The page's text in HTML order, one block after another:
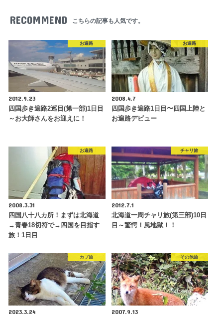
RECOMMEND こちらの記事も人気です。
お遍路
2012.9.23
四国歩き遍路2巡目(第一部)1日目
～お大師さんをお迎えに！
お遍路
2008.4.7
四国歩き遍路1日目〜四国上陸と
お遍路デビュー
お遍路
2008.3.31
四国八十八カ所！まずは北海道
→青春18切符で→四国を目指す
旅！1日目
チャリ旅
2012.7.1
北海道一周チャリ旅(第三部)10日
目～驚愕！風地獄！！
カブ旅
2023.3.24
その他旅
2007.9.13